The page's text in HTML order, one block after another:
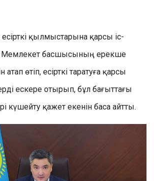
қылмыстарына қарсы іс-
Мемлекет басшысының ерекше
өтіп, есірткі таратуға қарсы
ескере отырып, бұл бағыттағы
күшейту қажет екенін баса айтты.